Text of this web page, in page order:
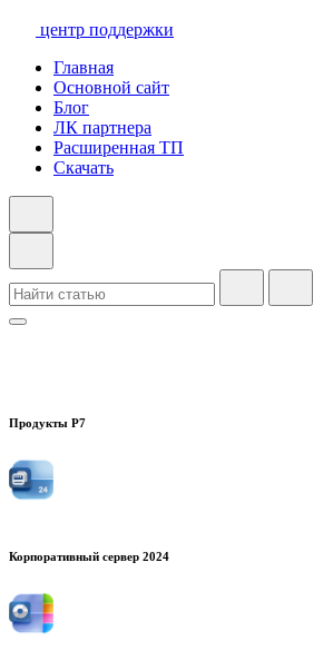
центр поддержки
Главная
Основной сайт
Блог
ЛК партнера
Расширенная ТП
Скачать
Продукты Р7
Корпоративный сервер 2024